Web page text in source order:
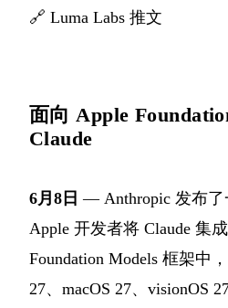
🔗 Luma Labs 推文
面向 Apple
Claude
6月8日 — Anthropic 发布了
Apple 开发者将 Claude 集
Foundation Models 框架中
27、macOS 27、visionOS